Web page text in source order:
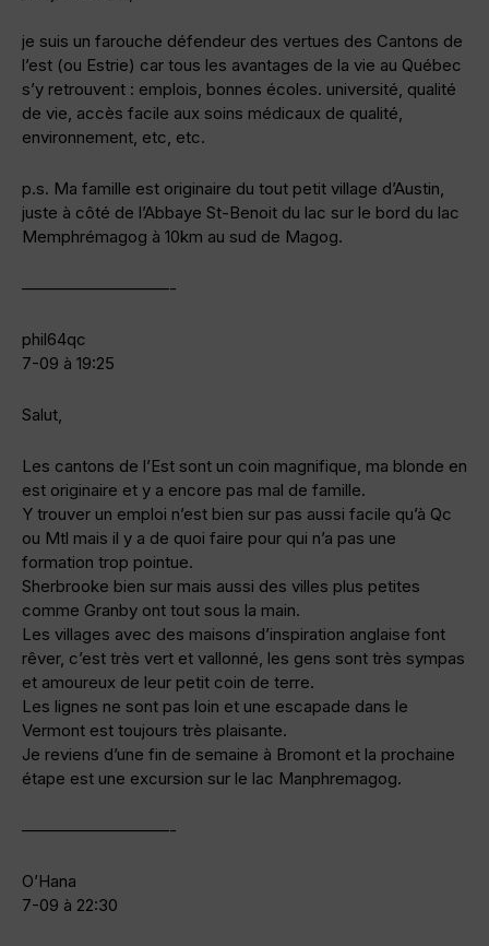
je suis un farouche défendeur des vertues des Cantons de
l’est (ou Estrie) car tous les avantages de la vie au Québec
s’y retrouvent : emplois, bonnes écoles. université, qualité
de vie, accès facile aux soins médicaux de qualité,
environnement, etc, etc.
p.s. Ma famille est originaire du tout petit village d’Austin,
juste à côté de l’Abbaye St-Benoit du lac sur le bord du lac
Memphrémagog à 10km au sud de Magog.
—————————-
phil64qc
7-09 à 19:25
Salut,
Les cantons de l’Est sont un coin magnifique, ma blonde en
est originaire et y a encore pas mal de famille.
Y trouver un emploi n’est bien sur pas aussi facile qu’à Qc
ou Mtl mais il y a de quoi faire pour qui n’a pas une
formation trop pointue.
Sherbrooke bien sur mais aussi des villes plus petites
comme Granby ont tout sous la main.
Les villages avec des maisons d’inspiration anglaise font
rêver, c’est très vert et vallonné, les gens sont très sympas
et amoureux de leur petit coin de terre.
Les lignes ne sont pas loin et une escapade dans le
Vermont est toujours très plaisante.
Je reviens d’une fin de semaine à Bromont et la prochaine
étape est une excursion sur le lac Manphremagog.
—————————-
O’Hana
7-09 à 22:30